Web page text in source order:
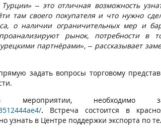
–это отличная возможность
там своего покупателя и что нужно
о наличии ограничительных мер и
рынок, потребности в
партнёрами», – рассказывает
задать вопросы торговому
необходимо
. Встреча состоится в
узнать в Центре поддержки экспорта по